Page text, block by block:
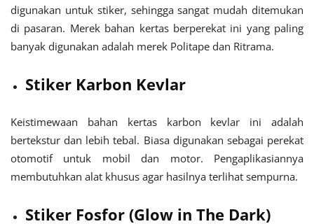
digunakan untuk stiker, sehingga sangat mudah ditemukan
di pasaran. Merek bahan kertas berperekat ini yang paling
banyak digunakan adalah merek Politape dan Ritrama.
Stiker Karbon Kevlar
Keistimewaan bahan kertas karbon kevlar ini adalah
bertekstur dan lebih tebal. Biasa digunakan sebagai perekat
otomotif untuk mobil dan motor. Pengaplikasiannya
membutuhkan alat khusus agar hasilnya terlihat sempurna.
Stiker Fosfor (Glow in The Dark)